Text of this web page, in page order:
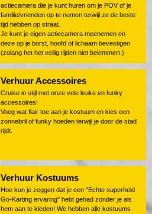
actiecamera die je kunt huren om je POV of je
familie/vrienden op te nemen terwijl ze de beste
tijd hebben op straat.
Je kunt je eigen actiecamera meenemen en
deze op je borst, hoofd of lichaam bevestigen
(zolang het het veilig rijden niet belemmert.)
Verhuur Accessoires
Cruise in stijl met onze vele leuke en funky
accessoires!
Voeg wat flair toe aan je kostuum en kies een
zonnebril of funky hoeden terwijl je door de stad
rijdt.
Verhuur Kostuums
Hoe kun je zeggen dat je een "Echte superheld
Go-Karting ervaring" hebt gehad zonder je als
hem aan te kleden! We hebben alle kostuums